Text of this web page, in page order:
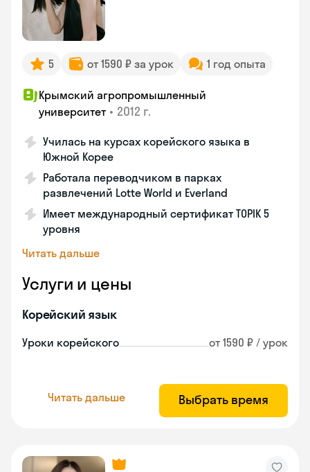
5 от 1590 ₽ за урок 1 год опыта
Крымский агропромышленный
университет • 2012 г.
Училась на курсах корейского языка в
Южной Корее
Работала переводчиком в парках
развлечений Lotte World и Everland
Имеет международный сертификат TOPIK 5
уровня
Читать дальше
Услуги и цены
Корейский язык
Уроки корейского от 1590 ₽ / урок
Читать дальше Выбрать время